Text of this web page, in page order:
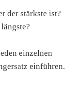
der stärkste ist?
einzelnen
einführen.